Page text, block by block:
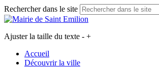
Rechercher dans le site
Ajuster la taille du texte - +
Accueil
Découvrir la ville